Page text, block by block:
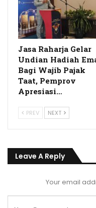
Jasa Raharja Gelar
Undian Hadiah
Bagi Wajib Pajak
Taat, Pemprov
Apresiasi…
PREV NEXT
Leave A Reply
Your email